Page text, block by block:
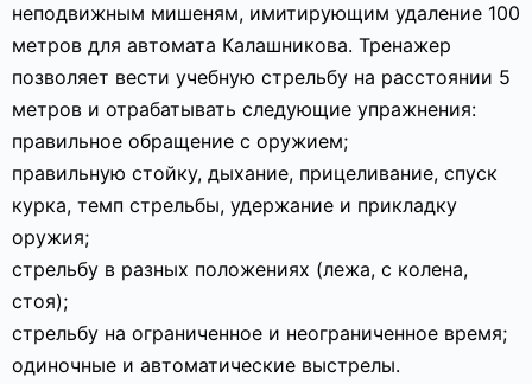
неподвижным мишеням, имитирующим удаление 100
метров для автомата Калашникова. Тренажер
позволяет вести учебную стрельбу на расстоянии 5
метров и отрабатывать следующие упражнения:
правильное обращение с оружием;
правильную стойку, дыхание, прицеливание, спуск
курка, темп стрельбы, удержание и прикладку
оружия;
стрельбу в разных положениях (лежа, с колена,
стоя);
стрельбу на ограниченное и неограниченное время;
одиночные и автоматические выстрелы.